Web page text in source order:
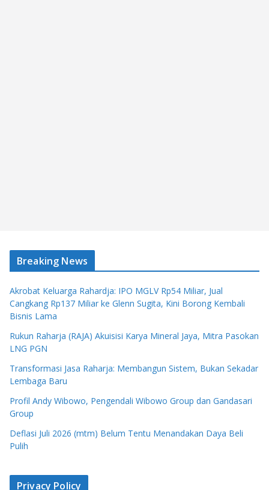
Breaking News
Akrobat Keluarga Rahardja: IPO MGLV Rp54 Miliar, Jual
Cangkang Rp137 Miliar ke Glenn Sugita, Kini Borong Kembali
Bisnis Lama
Rukun Raharja (RAJA) Akuisisi Karya Mineral Jaya, Mitra Pasokan
LNG PGN
Transformasi Jasa Raharja: Membangun Sistem, Bukan Sekadar
Lembaga Baru
Profil Andy Wibowo, Pengendali Wibowo Group dan Gandasari
Group
Deflasi Juli 2026 (mtm) Belum Tentu Menandakan Daya Beli
Pulih
Privacy Policy